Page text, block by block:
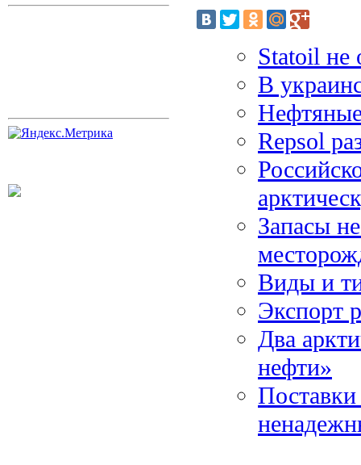
Statoil не
В
Repsol
Запасы
Виды и
Экспорт
Два
нефти»
Поставки